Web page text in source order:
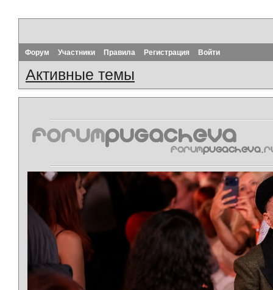
Форум Участники Правила Регистрация Войти
Активные темы